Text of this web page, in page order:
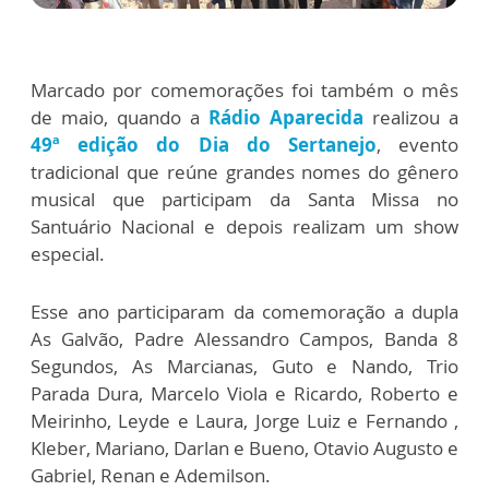
Marcado por comemorações foi também o mês
de maio, quando a Rádio Aparecida realizou a
49ª edição do Dia do Sertanejo, evento
tradicional que reúne grandes nomes do gênero
musical que participam da Santa Missa no
Santuário Nacional e depois realizam um show
especial.
Esse ano participaram da comemoração a dupla
As Galvão, Padre Alessandro Campos, Banda 8
Segundos, As Marcianas, Guto e Nando, Trio
Parada Dura, Marcelo Viola e Ricardo, Roberto e
Meirinho, Leyde e Laura, Jorge Luiz e Fernando ,
Kleber, Mariano, Darlan e Bueno, Otavio Augusto e
Gabriel, Renan e Ademilson.